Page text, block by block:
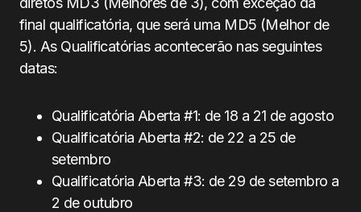
final qualificatória, que será uma MD5 (Melhor de
5). As Qualificatórias acontecerão nas seguintes
datas:
Qualificatória Aberta #1: de 18 a 21 de agosto
Qualificatória Aberta #2: de 22 a 25 de
setembro
Qualificatória Aberta #3: de 29 de setembro a
2 de outubro